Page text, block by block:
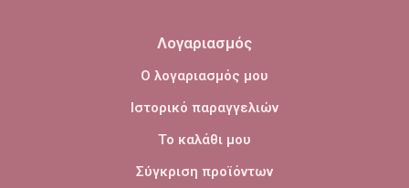
Λογαριασμός
Ο λογαριασμός μου
Ιστορικό παραγγελιών
Το καλάθι μου
Σύγκριση προϊόντων